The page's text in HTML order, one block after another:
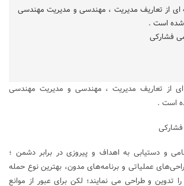
ای از تعاریف مدیریت ، مهندسی و مدیریت مهندسی
شده است .
فشارکی
ای از تعاریف مدیریت ، مهندسی و مدیریت مهندسی
است .
و دستیابی به اهداف و پیروزی در برابر دشمن ؛
عملیاتی و برنامه‌های مدون، بهترین نوع حمله
تدوین و طراحی می نمایند؛ لکن برای عبور از موانع